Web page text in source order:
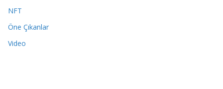
NFT
Öne Çıkanlar
Video